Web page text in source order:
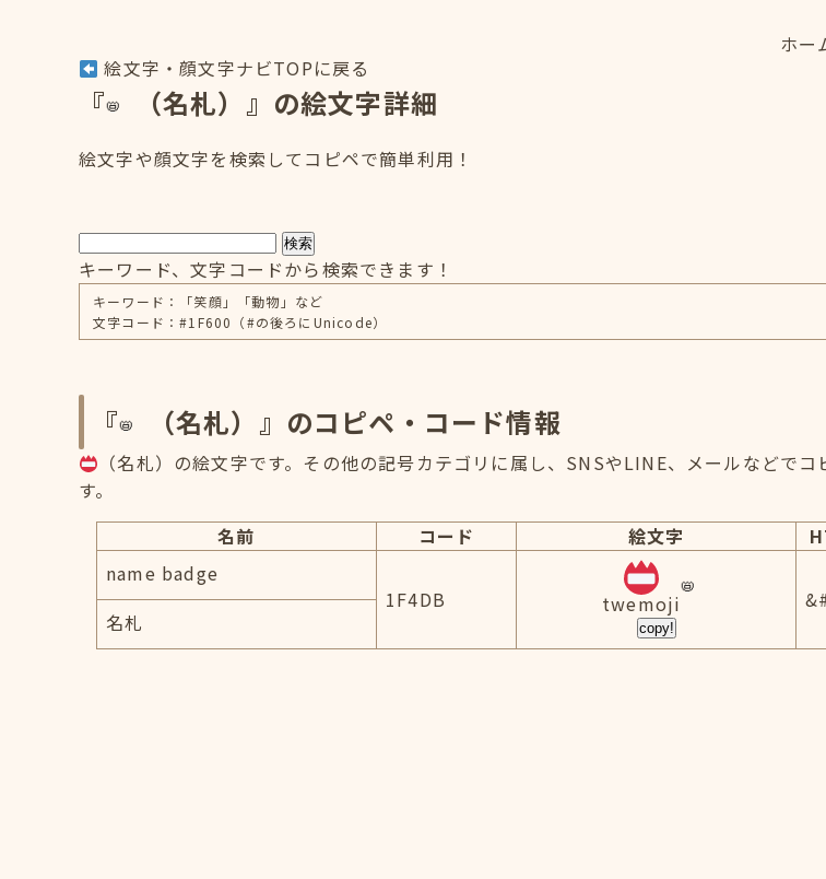
ホー
絵文字・顔文字ナビTOPに戻る
『 （名札）』の絵文字詳細
絵文字や顔文字を検索してコピペで簡単利用！
検索
キーワード、文字コードから検索できます！
キーワード：「笑顔」「動物」など
文字コード：#1F600（#の後ろにUnicode）
『 （名札）』のコピペ・コード情報
（名札）の絵文字です。その他の記号カテゴリに属し、SNSやLINE、メールなどでコ
す。
名前
コード 絵文字
name badge
1F4DB
twemoji
copy!
名札